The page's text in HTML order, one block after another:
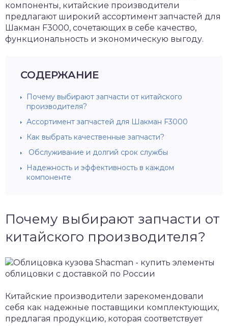
компоненты, китайские производители
предлагают широкий ассортимент запчастей для
Шакман F3000, сочетающих в себе качество,
функциональность и экономическую выгоду.
СОДЕРЖАНИЕ
Почему выбирают запчасти от китайского
производителя?
Ассортимент запчастей для Шакман F3000
Как выбрать качественные запчасти?
Обслуживание и долгий срок службы
Надежность и эффективность в каждом
компоненте
Почему выбирают запчасти от
китайского производителя?
Китайские производители зарекомендовали
себя как надежные поставщики комплектующих,
предлагая продукцию, которая соответствует